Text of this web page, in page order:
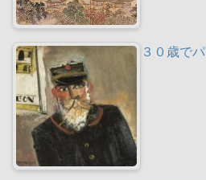
３０歳で